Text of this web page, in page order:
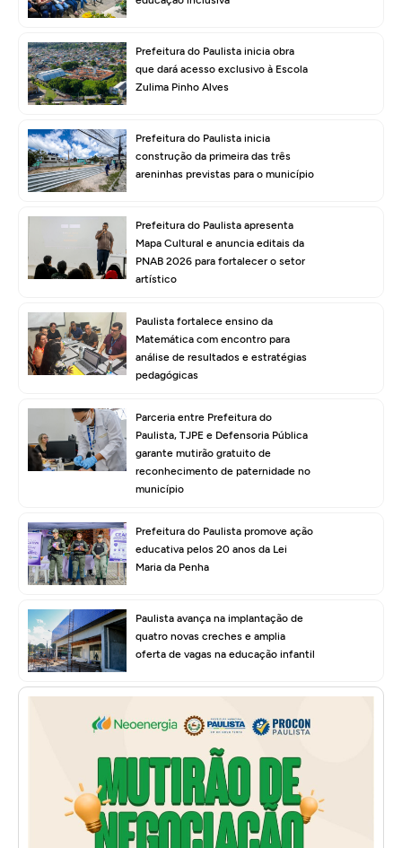
Prefeitura do Paulista inicia obra
que dará acesso exclusivo à Escola
Zulima Pinho Alves
Prefeitura do Paulista inicia
construção da primeira das três
areninhas previstas para o município
Prefeitura do Paulista apresenta
Mapa Cultural e anuncia editais da
PNAB 2026 para fortalecer o setor
artístico
Paulista fortalece ensino da
Matemática com encontro para
análise de resultados e estratégias
pedagógicas
Parceria entre Prefeitura do
Paulista, TJPE e Defensoria Pública
garante mutirão gratuito de
reconhecimento de paternidade no
município
Prefeitura do Paulista promove ação
educativa pelos 20 anos da Lei
Maria da Penha
Paulista avança na implantação de
quatro novas creches e amplia
oferta de vagas na educação infantil